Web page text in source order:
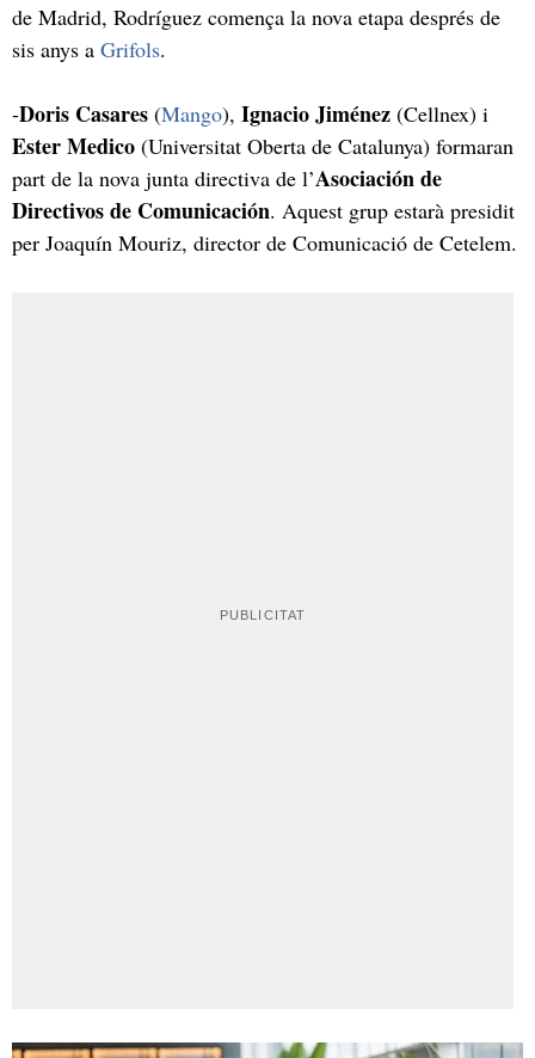
de Madrid, Rodríguez comença la nova etapa després de
sis anys a Grifols.
-Doris Casares (Mango), Ignacio Jiménez (Cellnex) i
Ester Medico (Universitat Oberta de Catalunya) formaran
part de la nova junta directiva de l’Asociación de
Directivos de Comunicación. Aquest grup estarà presidit
per Joaquín Mouriz, director de Comunicació de Cetelem.